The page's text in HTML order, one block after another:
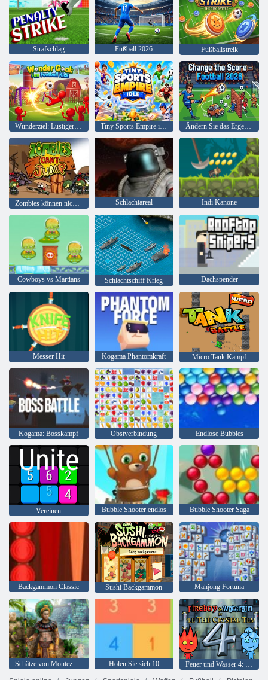
Strafschlag Fußball 2026 Fußballstreik
Wunderziel: Lustiger Fußballkick Tiny Sports Empire im Leerlauf Ändern Sie das Ergebnis – Fußball 2026
Schlachtareal Indi Kanone
Cowboys vs Martians Schlachtschiff Krieg Dachspender
Messer Hit Kogama Phantomkraft Micro Tank Kampf
Kogama: Bosskampf Obstverbindung Endlose Bubbles
Vereinen Bubble Shooter endlos Bubble Shooter Saga
Backgammon Classic Sushi Backgammon Mahjong Fortuna
Schätze von Montezuma 2 Holen Sie sich 10
Feuer und Wasser 4: Kristalltempel